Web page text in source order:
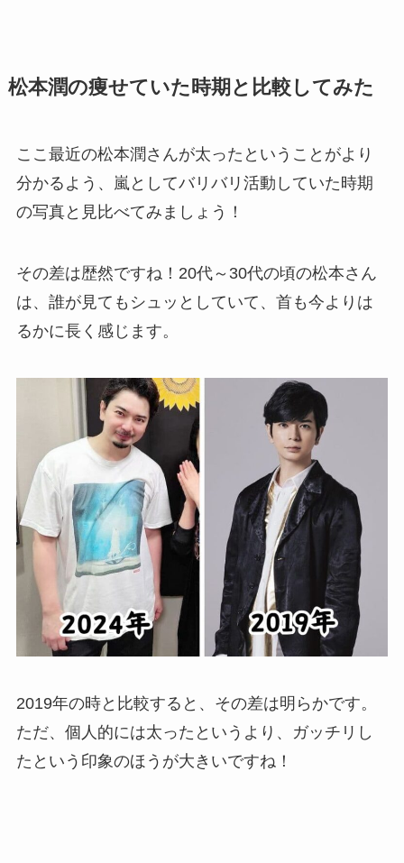
松本潤の痩せていた時期と比較してみた
ここ最近の松本潤さんが太ったということがより
分かるよう、嵐としてバリバリ活動していた時期
の写真と見比べてみましょう！
その差は歴然ですね！20代～30代の頃の松本さん
は、誰が見てもシュッとしていて、首も今よりは
るかに長く感じます。
2019年の時と比較すると、その差は明らかです。
ただ、個人的には太ったというより、ガッチリし
たという印象のほうが大きいですね！